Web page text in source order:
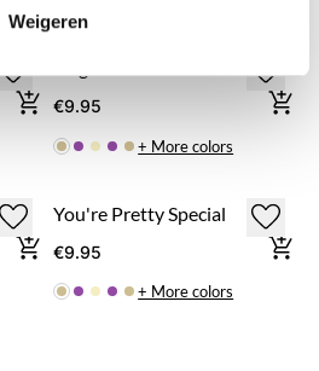
Weigeren
€9.95
+ More colors
You're Pretty Special
€9.95
+ More colors